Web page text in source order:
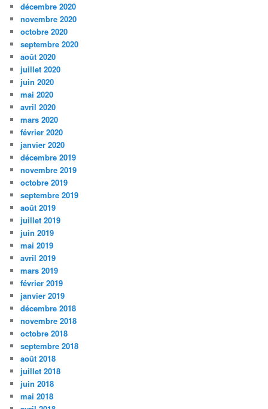
décembre 2020
novembre 2020
octobre 2020
septembre 2020
août 2020
juillet 2020
juin 2020
mai 2020
avril 2020
mars 2020
février 2020
janvier 2020
décembre 2019
novembre 2019
octobre 2019
septembre 2019
août 2019
juillet 2019
juin 2019
mai 2019
avril 2019
mars 2019
février 2019
janvier 2019
décembre 2018
novembre 2018
octobre 2018
septembre 2018
août 2018
juillet 2018
juin 2018
mai 2018